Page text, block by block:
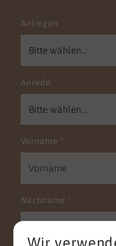
Anliegen
Anrede
Vorname *
Nachname *